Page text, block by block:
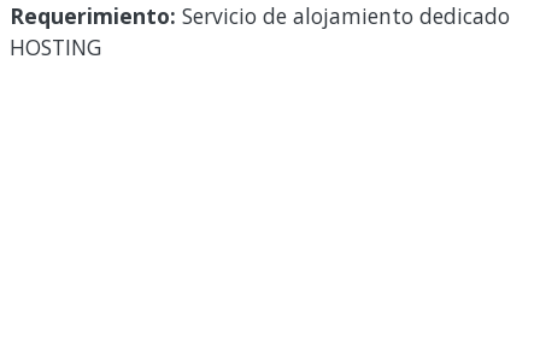
Requerimiento: Servicio de alojamiento dedicado
HOSTING